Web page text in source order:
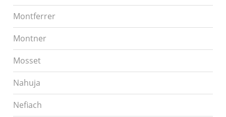
Montferrer
Montner
Mosset
Nahuja
Nefiach